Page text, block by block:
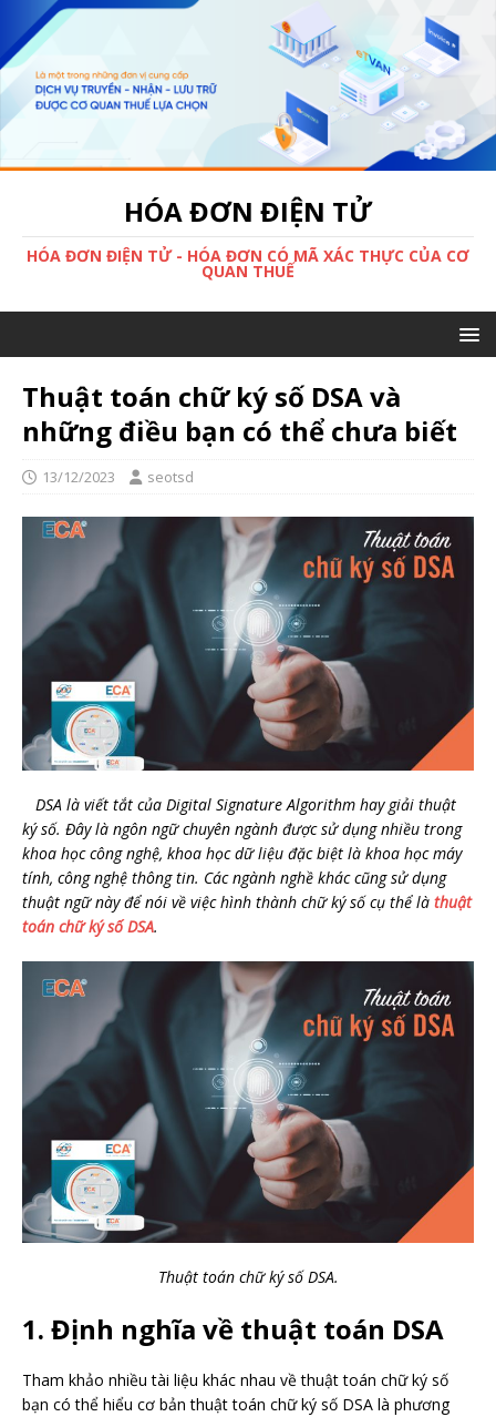
HÓA ĐƠN ĐIỆN TỬ
HÓA ĐƠN ĐIỆN TỬ - HÓA ĐƠN CÓ MÃ XÁC THỰC CỦA CƠ
QUAN THUẾ
Thuật toán chữ ký số DSA và
những điều bạn có thể chưa biết
13/12/2023 seotsd
DSA là viết tắt của Digital Signature Algorithm hay giải thuật
ký số. Đây là ngôn ngữ chuyên ngành được sử dụng nhiều trong
khoa học công nghệ, khoa học dữ liệu đặc biệt là khoa học máy
tính, công nghệ thông tin. Các ngành nghề khác cũng sử dụng
thuật ngữ này để nói về việc hình thành chữ ký số cụ thể là thuật
toán chữ ký số DSA.
Thuật toán chữ ký số DSA.
1. Định nghĩa về thuật toán DSA
Tham khảo nhiều tài liệu khác nhau về thuật toán chữ ký số
bạn có thể hiểu cơ bản thuật toán chữ ký số DSA là phương